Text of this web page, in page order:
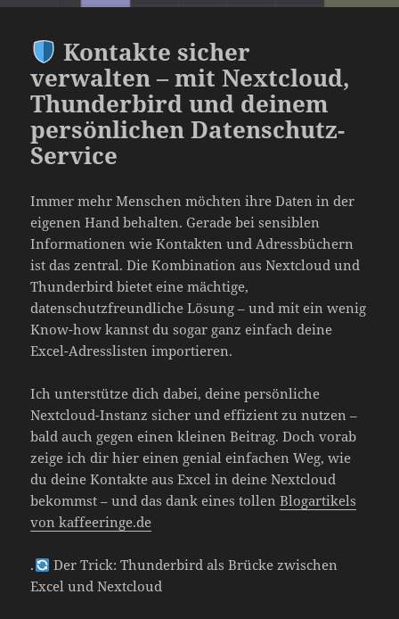
Kontakte sicher
verwalten – mit Nextcloud,
Thunderbird und deinem
persönlichen Datenschutz-
Service
Immer mehr Menschen möchten ihre Daten in der
eigenen Hand behalten. Gerade bei sensiblen
Informationen wie Kontakten und Adressbüchern
ist das zentral. Die Kombination aus Nextcloud und
Thunderbird bietet eine mächtige,
datenschutzfreundliche Lösung – und mit ein wenig
Know-how kannst du sogar ganz einfach deine
Excel-Adresslisten importieren.
Ich unterstütze dich dabei, deine persönliche
Nextcloud-Instanz sicher und effizient zu nutzen –
bald auch gegen einen kleinen Beitrag. Doch vorab
zeige ich dir hier einen genial einfachen Weg, wie
du deine Kontakte aus Excel in deine Nextcloud
bekommst – und das dank eines tollenBlogartikels
von kaffeeringe.de
.
Der Trick: Thunderbird als Brücke zwischen
Excel und Nextcloud